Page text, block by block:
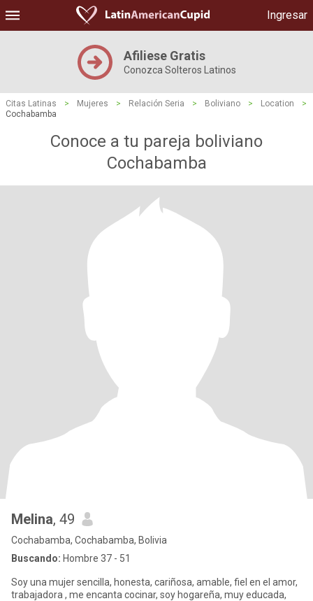
Ingresar
Afiliese Gratis
Conozca Solteros Latinos
Citas Latinas > Mujeres > Relación Seria > Boliviano > Location
>
Cochabamba
Conoce a tu pareja boliviano
Cochabamba
Melina, 49
Cochabamba, Cochabamba, Bolivia
Buscando: Hombre 37 - 51
Soy una mujer sencilla, honesta, cariñosa, amable, fiel en el amor,
trabajadora , me encanta cocinar, soy hogareña, muy educada,